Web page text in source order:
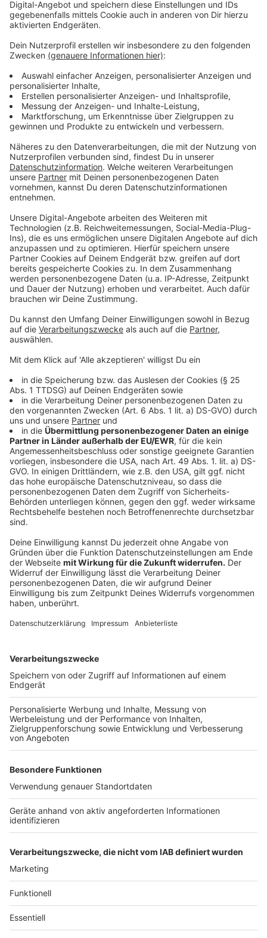
Mitarbeiter einstellen. Über 200 neue Stellen sollen
dazukommen. Darunter Lehrer und Erzieher, aber auch
Verstärkung für die Feuerwehr.
Investieren will die Stadt aber auch in die
Digitalisierung der Verwaltung und in die Verbesserung
des Bürgerservice. Außerdem will Leverkusen den
Katastrophenschutz bei der Feuerwehr weiter
ausbauen. Auch in den Klimaschutz und den Bau von
erschienen Wohnungsmarktbericht geht hervor, dass
es immer schwieriger wird, in Leverkusen eine
bezahlbare Wohnung zu finden.
Der Stadtrat muss nun im März über den
Haushaltsentwurf für 2023 abstimmen.
Anzeige
"Leverkusen ist keine Steueroase"
Anzeige
Die geplanten Investitionen seien nur vor dem
Hintergrund der Gewerbesteuereinnahmen möglich.
mit Monheim die niedrigste Gewerbesteuer in ganz
NRW. Das hat wieder mehr Unternehmen in die Stadt
gelockt, sorgt aber immer wieder auch für Kritik. So
wurde von einigen Stadtpolitikern gefordert, sich
solidarischer mit den Nachbarkommunen zu zeigen und
den Gewerbesteuersatz moderat anzuheben. Der
Stadtkämmerer Michael Molitor betonte am Montag
im Stadtrat "Wir sind hier keine Steueroase". Die
Senkung der Gewerbesteuer auf 250 Punkte "war ein
lebenswichtiger Schritt für Leverkusen". Große
Unternehmen wäre ansonsten womöglich
abgewandert. Leverkusen sei keine Stadt für
Briefkastenfirmen, man wolle aber, dass die
Unternehmen hier arbeiten und hier auch für die
Infrastruktur, die sie nutzen zahlen. Das habe man
durch den neuen Hebesatz erreicht, so Molitor.
Anzeige
Weitere Meldungen aus Leverkusen
Anzeige
Schwerer Unfall auf der A3 bei Leverkusen: viele
Verletzte
Neuer Blitzer für Leverkusen am Oulousee
Brand in Schlebuscher Sporthalle: Tatverdächtige
ermittelt
Anzeige